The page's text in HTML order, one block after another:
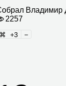
Вла­ди­мир
2257
3